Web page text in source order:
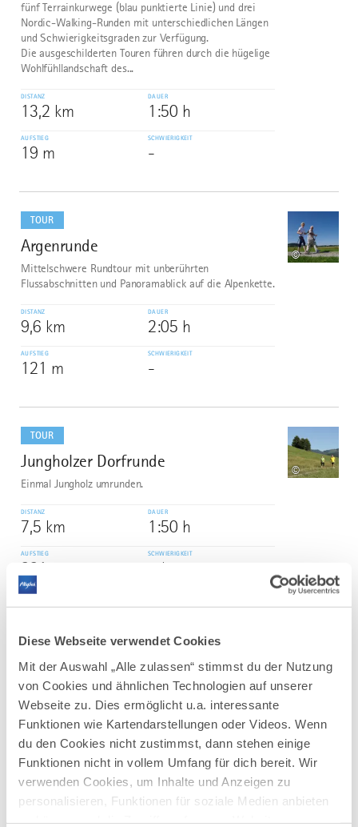
Diese Webseite verwendet Cookies
Mit der Auswahl „Alle zulassen“ stimmst du der Nutzung
von Cookies und ähnlichen Technologien auf unserer
Webseite zu. Dies ermöglicht u.a. interessante
Funktionen wie Kartendarstellungen oder Videos. Wenn
du den Cookies nicht zustimmst, dann stehen einige
Funktionen nicht in vollem Umfang für dich bereit. Wir
verwenden Cookies, um Inhalte und Anzeigen zu
personalisieren, Funktionen für soziale Medien anbieten
fünf Terrainkurwege (blau punktierte Linie) und drei
Nordic-Walking-Runden mit unterschiedlichen Längen
und Schwierigkeitsgraden zur Verfügung.
Die ausgeschilderten Touren führen durch die hügelige
Wohlfühllandschaft des...
DISTANZ
13,2 km
DAUER
1:50 h
AUFSTIEG
19 m
SCHWIERIGKEIT
-
TOUR
2
Argenrunde
©
Mittelschwere Rundtour mit unberührten
Flussabschnitten und Panoramablick auf die Alpenkette.
DISTANZ
9,6 km
DAUER
2:05 h
AUFSTIEG
121 m
SCHWIERIGKEIT
-
dazu
TOUR
3
Jungholzer Dorfrunde
©
Einmal Jungholz umrunden.
DISTANZ
7,5 km
DAUER
1:50 h
AUFSTIEG
221 m
SCHWIERIGKEIT
schwer
dazu
Nordic Walking I Bad Wörishofen
©
In und um Bad Wörishofen stehen Ihnen
fünf Terrainkurwege (blau punktierte Linie) und drei
Nordic-Walking-Runden mit unterschiedlichen Längen
und Schwierigkeitsgraden zur Verfügung.
Die ausgeschilderten Touren führen durch die hügelige
Wohlfühllandschaft des...
DISTANZ
6,7 km
DAUER
1:50 h